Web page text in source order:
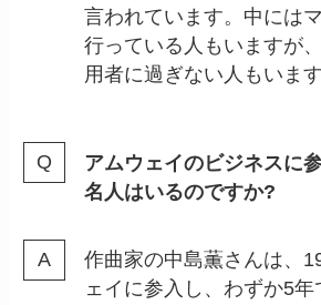
言われています。中には
行っている人もいますが
用者に過ぎない人もいます
アムウェイのビジネスに
名人はいるのですか?
作曲家の中島薫さんは、
ェイに参入し、わずか5年